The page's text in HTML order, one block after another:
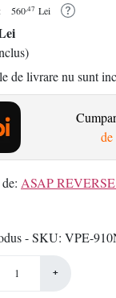
560,47 Lei
de livrare nu sunt
de
ASAP
- SKU VPE-
+